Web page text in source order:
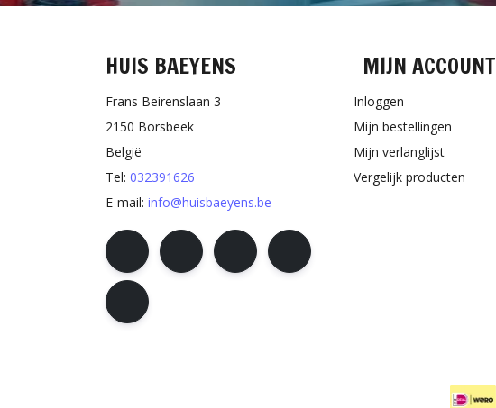
HUIS BAEYENS
Frans Beirenslaan 3
2150 Borsbeek
België
Tel: 032391626
E-mail: info@huisbaeyens.be
MIJN ACCOUNT
Inloggen
Mijn bestellingen
Mijn verlanglijst
Vergelijk producten